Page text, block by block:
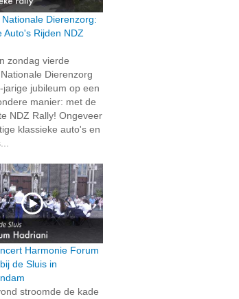
Dierenzorg:
Auto's Rijden NDZ
zondag vierde
Dierenzorg
jarige jubileum op een
manier: met de
NDZ Rally! Ongeveer
klassieke auto's en
Harmonie Forum
de Sluis in
stroomde de kade